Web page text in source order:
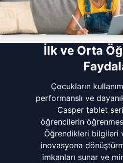
İlk ve Orta
Çocukların
performanslı ve
Casper tablet
öğrencilerin
Öğrendikleri bilgileri
inovasyona
imkanları sunar ve